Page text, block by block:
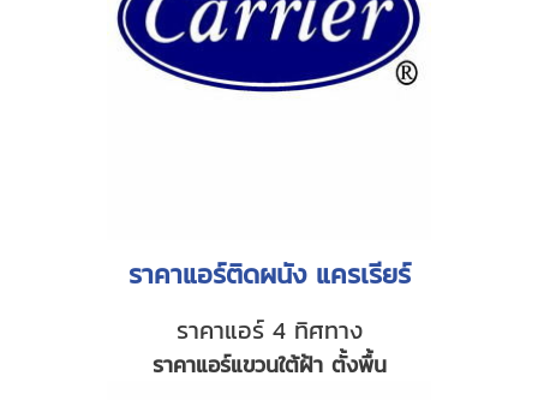
ราคาแอร์ติดผนัง แครเรียร์
ราคาแอร์ 4 ทิศทาง
ราคาแอร์แขวนใต้ฝ้า ตั้งพื้น